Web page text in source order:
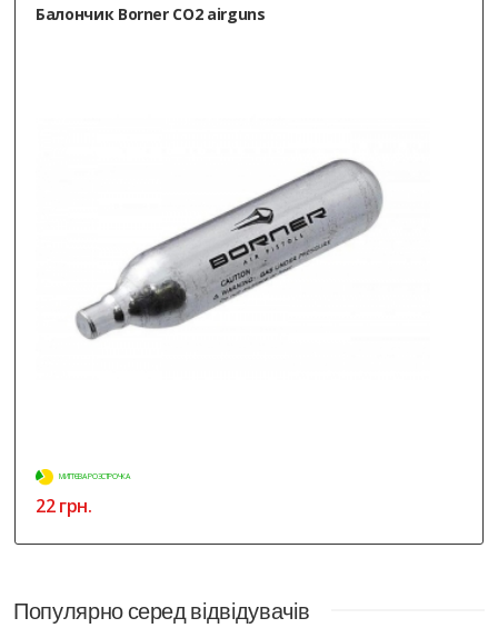
Балончик Borner CO2 airguns
МИТТЄВА РОЗСТРОЧКА
22 грн.
Популярно серед відвідувачів